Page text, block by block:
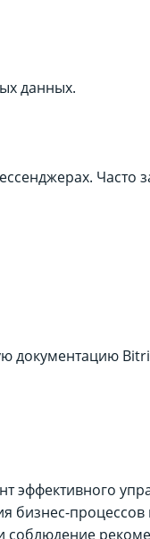
данных.
Часто
документацию
эффективного
бизнес-
соблюдение